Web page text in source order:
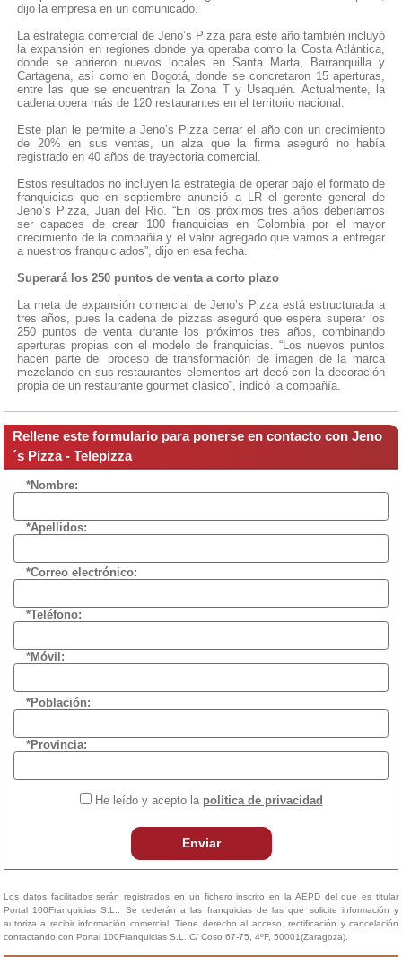
dijo la empresa en un comunicado.
La estrategia comercial de Jeno’s Pizza para este año también incluyó
la expansión en regiones donde ya operaba como la Costa Atlántica,
donde se abrieron nuevos locales en Santa Marta, Barranquilla y
Cartagena, así como en Bogotá, donde se concretaron 15 aperturas,
entre las que se encuentran la Zona T y Usaquén. Actualmente, la
cadena opera más de 120 restaurantes en el territorio nacional.
Este plan le permite a Jeno’s Pizza cerrar el año con un crecimiento
de 20% en sus ventas, un alza que la firma aseguró no había
registrado en 40 años de trayectoria comercial.
Estos resultados no incluyen la estrategia de operar bajo el formato de
franquicias que en septiembre anunció a LR el gerente general de
Jeno’s Pizza, Juan del Río. “En los próximos tres años deberíamos
ser capaces de crear 100 franquicias en Colombia por el mayor
crecimiento de la compañía y el valor agregado que vamos a entregar
a nuestros franquiciados”, dijo en esa fecha.
Superará los 250 puntos de venta a corto plazo
La meta de expansión comercial de Jeno’s Pizza está estructurada a
tres años, pues la cadena de pizzas aseguró que espera superar los
250 puntos de venta durante los próximos tres años, combinando
aperturas propias con el modelo de franquicias. “Los nuevos puntos
hacen parte del proceso de transformación de imagen de la marca
mezclando en sus restaurantes elementos art decó con la decoración
propia de un restaurante gourmet clásico”, indicó la compañía.
Rellene este formulario para ponerse en contacto con Jeno
´s Pizza - Telepizza
*Nombre:
*Apellidos:
*Correo electrónico:
*Teléfono:
*Móvil:
*Población:
*Provincia:
He leído y acepto la política de privacidad
Enviar
Los datos facilitados serán registrados en un fichero inscrito en la AEPD del que es titular
Portal 100Franquicias S.L.. Se cederán a las franquicias de las que solicite información y
autoriza a recibir información comercial. Tiene derecho al acceso, rectificación y cancelación
contactando con Portal 100Franquicias S.L. C/ Coso 67-75, 4ºF, 50001(Zaragoza).